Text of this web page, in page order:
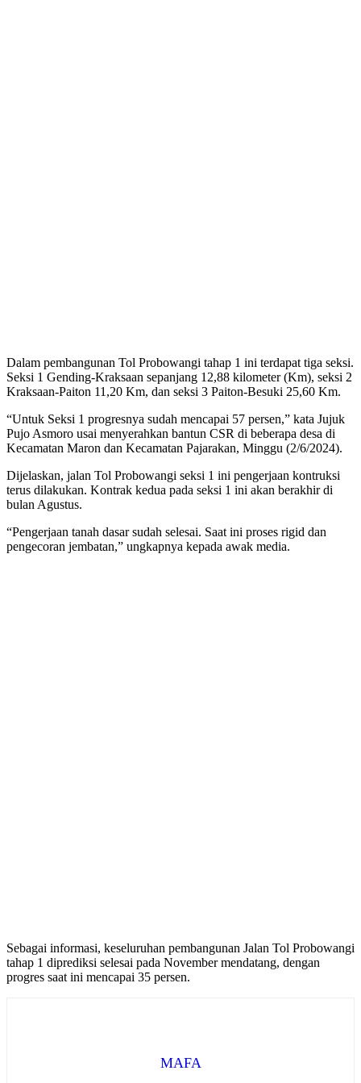
Dalam pembangunan Tol Probowangi tahap 1 ini terdapat tiga seksi.
Seksi 1 Gending-Kraksaan sepanjang 12,88 kilometer (Km), seksi 2
Kraksaan-Paiton 11,20 Km, dan seksi 3 Paiton-Besuki 25,60 Km.
“Untuk Seksi 1 progresnya sudah mencapai 57 persen,” kata Jujuk
Pujo Asmoro usai menyerahkan bantun CSR di beberapa desa di
Kecamatan Maron dan Kecamatan Pajarakan, Minggu (2/6/2024).
Dijelaskan, jalan Tol Probowangi seksi 1 ini pengerjaan kontruksi
terus dilakukan. Kontrak kedua pada seksi 1 ini akan berakhir di
bulan Agustus.
“Pengerjaan tanah dasar sudah selesai. Saat ini proses rigid dan
pengecoran jembatan,” ungkapnya kepada awak media.
Sebagai informasi, keseluruhan pembangunan Jalan Tol Probowangi
tahap 1 diprediksi selesai pada November mendatang, dengan
progres saat ini mencapai 35 persen.
MAFA